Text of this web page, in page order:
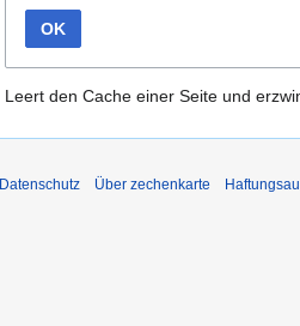
OK
Leert den Cache einer Seite und
Datenschutz Über zechenkarte